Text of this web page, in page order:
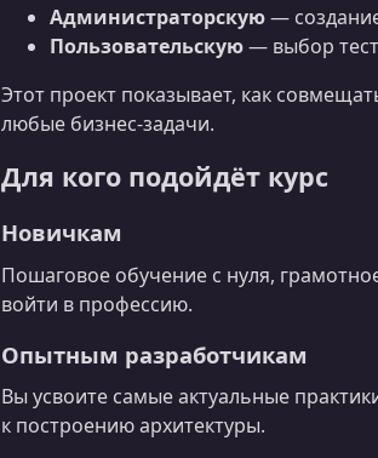
Администраторскую—
Пользовательскую— выбор
Этот проект показывает, как
любые бизнес‑задачи.
Для кого подойдёт курс
Новичкам
Пошаговое обучение с нуля,
войти в профессию.
Опытным разработчикам
Вы усвоите самые актуальные
к построению архитектуры.